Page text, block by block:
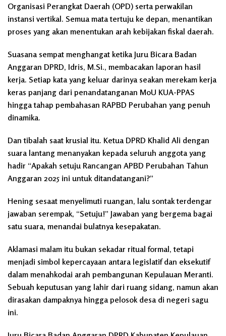
Organisasi Perangkat Daerah (OPD) serta perwakilan
instansi vertikal. Semua mata tertuju ke depan, menantikan
proses yang akan menentukan arah kebijakan fiskal daerah.
Suasana sempat menghangat ketika Juru Bicara Badan
Anggaran DPRD, Idris, M.Si., membacakan laporan hasil
kerja. Setiap kata yang keluar darinya seakan merekam kerja
keras panjang dari penandatanganan MoU KUA-PPAS
hingga tahap pembahasan RAPBD Perubahan yang penuh
dinamika.
Dan tibalah saat krusial itu. Ketua DPRD Khalid Ali dengan
suara lantang menanyakan kepada seluruh anggota yang
hadir “Apakah setuju Rancangan APBD Perubahan Tahun
Anggaran 2025 ini untuk ditandatangani?”
Hening sesaat menyelimuti ruangan, lalu sontak terdengar
jawaban serempak, “Setuju!” Jawaban yang bergema bagai
satu suara, menandai bulatnya kesepakatan.
Aklamasi malam itu bukan sekadar ritual formal, tetapi
menjadi simbol kepercayaan antara legislatif dan eksekutif
dalam menahkodai arah pembangunan Kepulauan Meranti.
Sebuah keputusan yang lahir dari ruang sidang, namun akan
dirasakan dampaknya hingga pelosok desa di negeri sagu
ini.